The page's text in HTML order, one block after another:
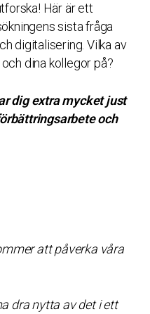
Här är ett
sista fråga
digitalisering. Vilka av
dina kollegor på?
dig extra mycket just
och
att påverka våra
dra nytta av det i ett